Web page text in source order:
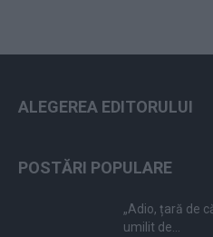
ALEGEREA EDITORULUI
POSTĂRI POPULARE
„Adio, țară de
umilit de...